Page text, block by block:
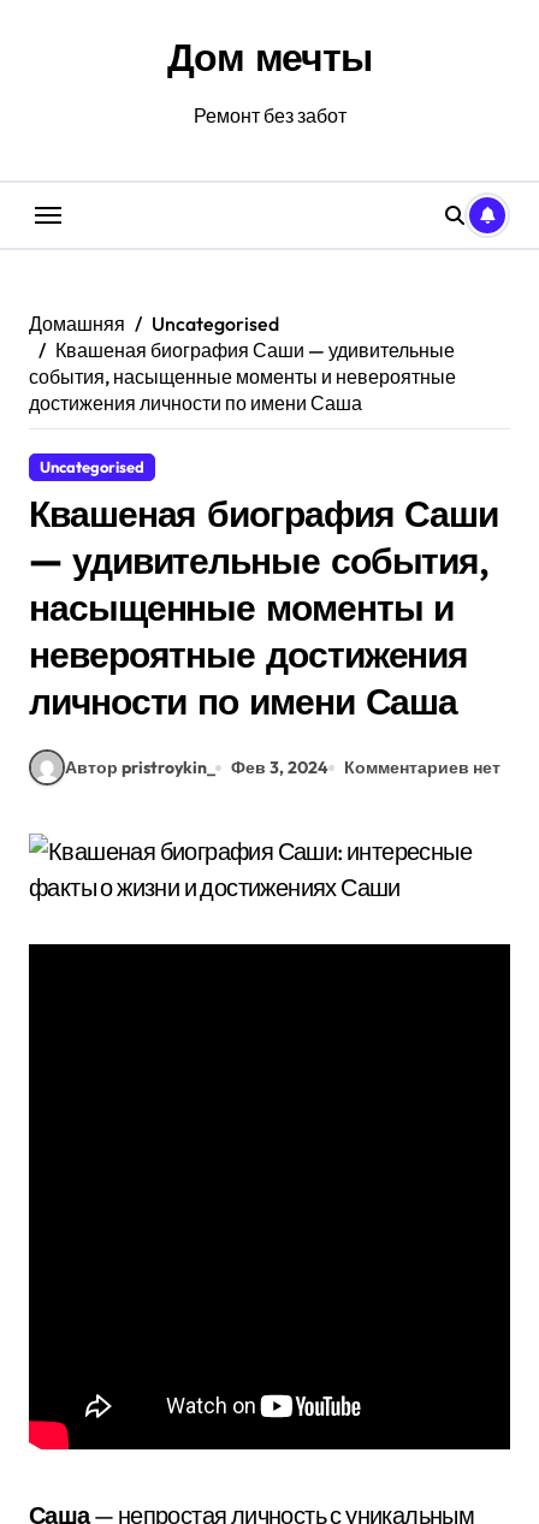
Дом мечты
Ремонт без забот
Домашняя
Uncategorised
Квашеная биография Саши — удивительные
события, насыщенные моменты и невероятные
достижения личности по имени Саша
Uncategorised
Квашеная биография Саши
— удивительные события,
насыщенные моменты и
невероятные достижения
личности по имени Саша
Автор pristroykin_ Фев 3, 2024 Комментариев нет
Саша— непростая личность с уникальным